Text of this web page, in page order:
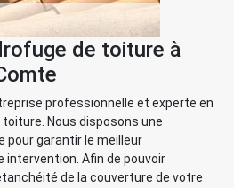
de toiture à
professionnelle et experte en
Nous disposons une
pour garantir le meilleur
Afin de pouvoir
de la couverture de votre